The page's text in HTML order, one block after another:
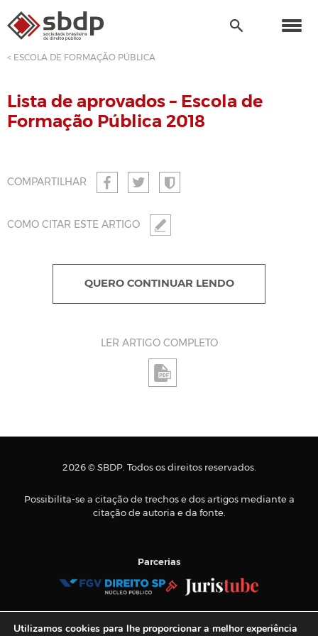
< ESCOLA DE FORMAÇÃO PÚBLICA
Lista de aprovados – Escola de
Formação Pública 2018
COMPARTILHAR
QUERO CONTINUAR LENDO
LER ARTIGO COMPLETO
COMO CITAR ESTE ARTIGO
2026 © SBDP. Todos os direitos reservados.
Possibilita-se a citação de trechos e dos artigos mediante a
citação de autoria e da fonte.
Parcerias
Utilizamos cookies para lhe proporcionar a melhor experiência